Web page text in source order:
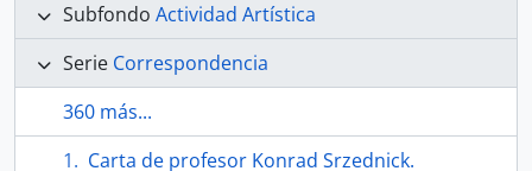
Subfondo Actividad Artística
Serie Correspondencia
360 más...
Carta de profesor Konrad Srzednick.